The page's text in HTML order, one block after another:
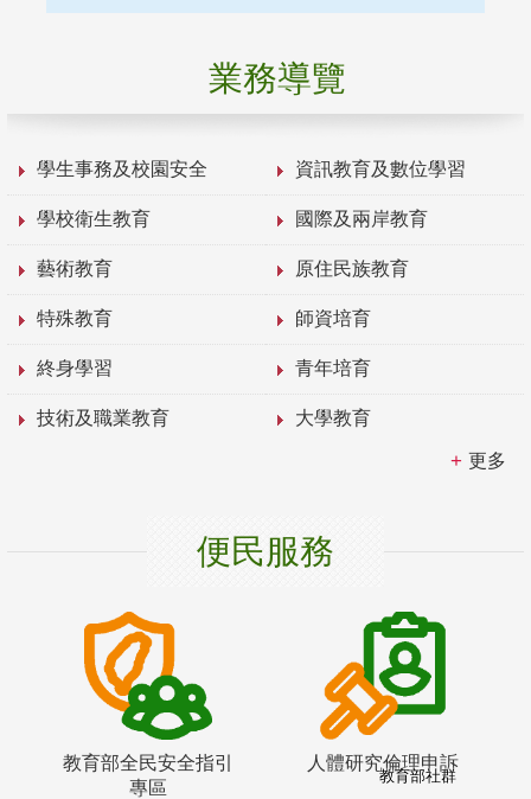
業務導覽
學生事務及校園安全 資訊教育及數位學習
學校衛生教育 國際及兩岸教育
藝術教育 原住民族教育
特殊教育 師資培育
終身學習 青年培育
技術及職業教育 大學教育
更多
便民服務
教育部全民安全指引
專區
人體研究倫理申訴
教育部社群